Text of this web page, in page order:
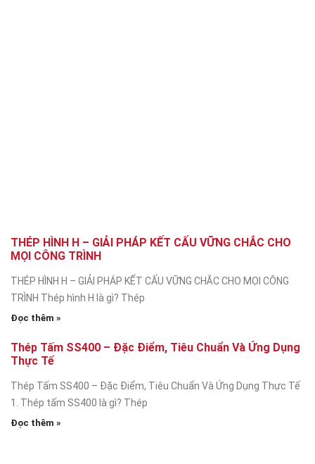
THÉP HÌNH H – GIẢI PHÁP KẾT CẤU VỮNG CHẮC CHO
MỌI CÔNG TRÌNH
THÉP HÌNH H – GIẢI PHÁP KẾT CẤU VỮNG CHẮC CHO MỌI CÔNG
TRÌNH Thép hình H là gì? Thép
Đọc thêm »
Thép Tấm SS400 – Đặc Điểm, Tiêu Chuẩn Và Ứng Dụng
Thực Tế
Thép Tấm SS400 – Đặc Điểm, Tiêu Chuẩn Và Ứng Dụng Thực Tế
1. Thép tấm SS400 là gì? Thép
Đọc thêm »